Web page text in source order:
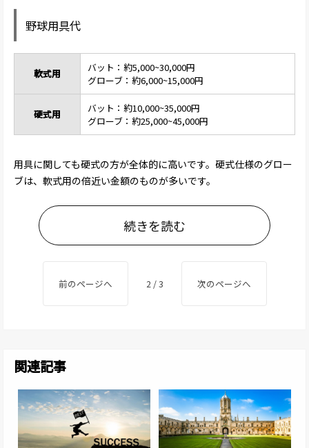
野球用具代
軟式用
バット：約5,000~30,000円
グローブ：約6,000~15,000円
硬式用
バット：約10,000~35,000円
グローブ：約25,000~45,000円
用具に関しても硬式の方が全体的に高いです。硬式仕様のグロー
ブは、軟式用の倍近い金額のものが多いです。
続きを読む
前のページへ 2 / 3 次のページへ
関連記事